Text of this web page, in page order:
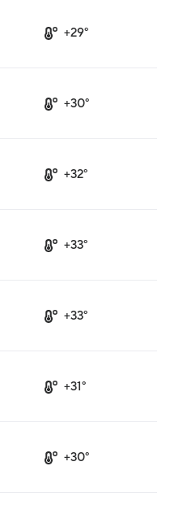
+29°
+30°
+32°
+33°
+33°
+31°
+30°